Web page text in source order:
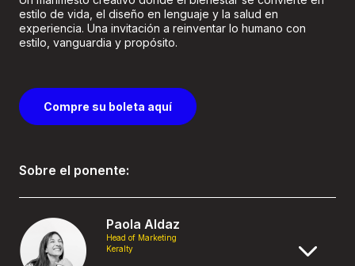
estilo de vida, el diseño en lenguaje y la salud en
experiencia. Una invitación a reinventar lo humano con
estilo, vanguardia y propósito.
Compre su boleta aquí
Sobre el ponente:
Paola Aldaz
Head of Marketing
Keralty